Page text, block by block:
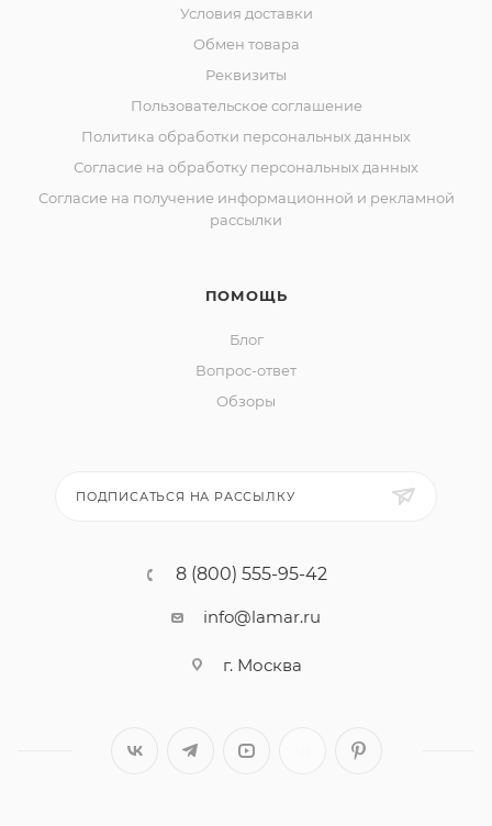
Условия доставки
Обмен товара
Реквизиты
Пользовательское соглашение
Политика обработки персональных данных
Согласие на обработку персональных данных
Согласие на получение информационной и рекламной
рассылки
ПОМОЩЬ
Блог
Вопрос-ответ
Обзоры
ПОДПИСАТЬСЯ НА РАССЫЛКУ
8 (800) 555-95-42
info@lamar.ru
г. Москва